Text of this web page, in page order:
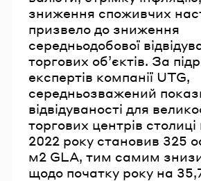
зниження споживчих
призвело до зниження
середньодобової
торгових об’єктів. За
експертів компанії UTG,
середньозважений
відвідуваності для
торгових центрів
2022 року становив 325
м2 GLA, тим самим
щодо початку року на